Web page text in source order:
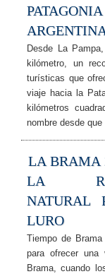
PATAGONIA
Desde La
kilómetro, un
turísticas que
viaje hacia la
kilómetros
nombre desde
LA BRAMA
LA
NATURAL
LURO
Tiempo de
para ofrecer una
Brama, cuando